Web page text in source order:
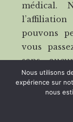
médical.
pouvons
vous
sans
notre
Nous utilisons
expérience sur
nous